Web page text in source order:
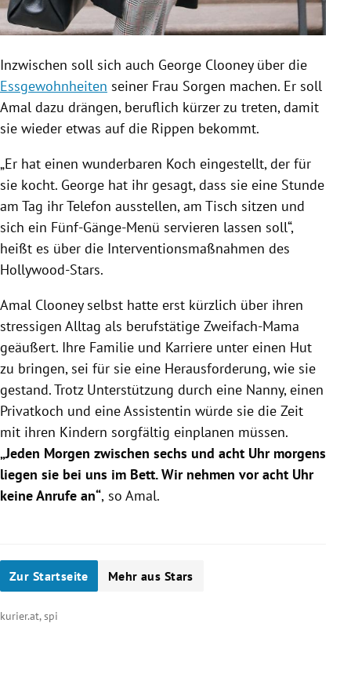
Inzwischen soll sich auch George Clooneyüber die
Essgewohnheiten seiner Frau Sorgen machen. Er soll
Amal dazu drängen, beruflich kürzer zu treten, damit
sie wieder etwas auf die Rippen bekommt.
„Er hat einen wunderbaren Koch eingestellt, der für
sie kocht. George hat ihr gesagt, dass sie eine Stunde
am Tag ihr Telefon ausstellen, am Tisch sitzen und
sich ein Fünf-Gänge-Menü servieren lassen soll“,
heißt es über die Interventionsmaßnahmen des
Hollywood-Stars.
Amal Clooneyselbst hatte erst kürzlich über ihren
stressigen Alltag als berufstätige Zweifach-Mama
geäußert. Ihre Familie und Karriere unter einen Hut
zu bringen, sei für sie eine Herausforderung, wie sie
gestand. Trotz Unterstützung durch eine Nanny, einen
Privatkoch und eine Assistentin würde sie die Zeit
mit ihren Kindern sorgfältig einplanen müssen.
„Jeden Morgen zwischen sechs und acht Uhr morgens
liegen sie bei uns im Bett. Wir nehmen vor acht Uhr
keine Anrufe an“, so Amal.
Zur Startseite Mehr aus Stars
kurier.at, spi